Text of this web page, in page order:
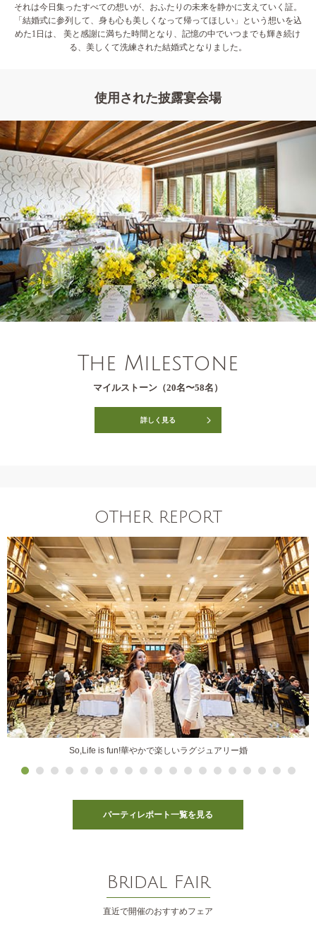
それは今日集ったすべての想いが、おふたりの未来を静かに支えていく証。
「結婚式に参列して、身も心も美しくなって帰ってほしい」という想いを込
めた1日は、 美と感謝に満ちた時間となり、記憶の中でいつまでも輝き続け
る、美しくて洗練された結婚式となりました。
使用された披露宴会場
The Milestone
マイルストーン（20名〜58名）
詳しく見る
OTHER REPORT
So,Life is fun!華やかで楽しいラグジュアリー婚
パーティレポート一覧を見る
Bridal Fair
直近で開催のおすすめフェア